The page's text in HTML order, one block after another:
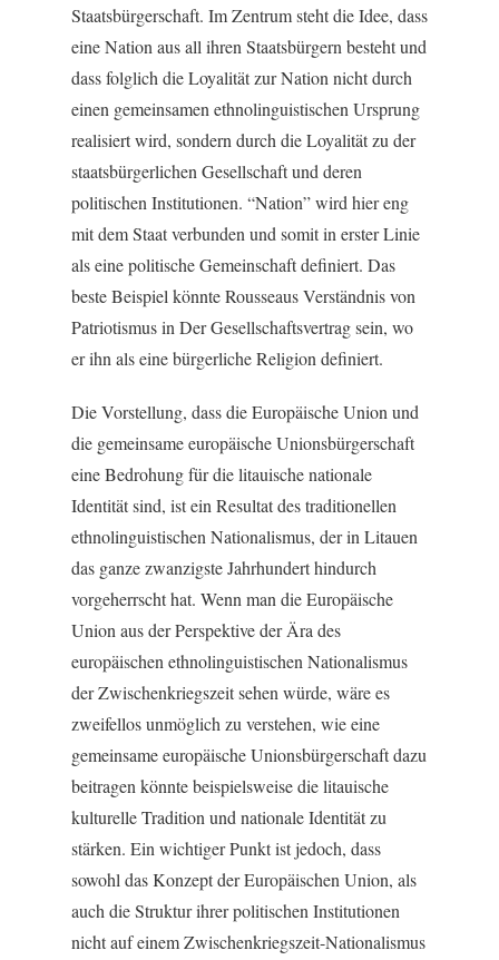
Staatsbürgerschaft. Im Zentrum steht die Idee, dass
eine Nation aus all ihren Staatsbürgern besteht und
dass folglich die Loyalität zur Nation nicht durch
einen gemeinsamen ethnolinguistischen Ursprung
realisiert wird, sondern durch die Loyalität zu der
staatsbürgerlichen Gesellschaft und deren
politischen Institutionen. “Nation” wird hier eng
mit dem Staat verbunden und somit in erster Linie
als eine politische Gemeinschaft definiert. Das
beste Beispiel könnte Rousseaus Verständnis von
Patriotismus in Der Gesellschaftsvertragsein, wo
er ihn als eine bürgerliche Religion definiert.
Die Vorstellung, dass die Europäische Union und
die gemeinsame europäische Unionsbürgerschaft
eine Bedrohung für die litauische nationale
Identität sind, ist ein Resultat des traditionellen
ethnolinguistischen Nationalismus, der in Litauen
das ganze zwanzigste Jahrhundert hindurch
vorgeherrscht hat. Wenn man die Europäische
Union aus der Perspektive der Ära des
europäischen ethnolinguistischen Nationalismus
der Zwischenkriegszeit sehen würde, wäre es
zweifellos unmöglich zu verstehen, wie eine
gemeinsame europäische Unionsbürgerschaft dazu
beitragen könnte beispielsweise die litauische
kulturelle Tradition und nationale Identität zu
stärken. Ein wichtiger Punkt ist jedoch, dass
sowohl das Konzept der Europäischen Union, als
auch die Struktur ihrer politischen Institutionen
nicht auf einem Zwischenkriegszeit-Nationalismus